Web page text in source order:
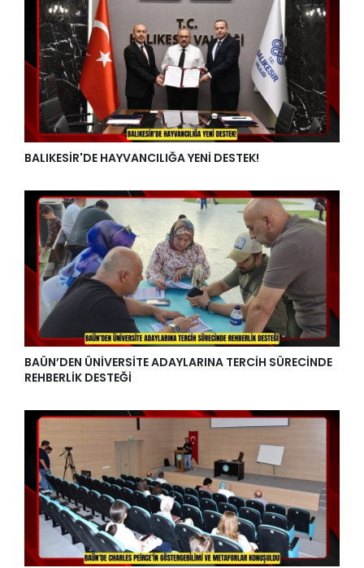
BALIKESİR'DE HAYVANCILIĞA YENİ DESTEK!
BAÜN’DEN ÜNİVERSİTE ADAYLARINA TERCİH SÜRECİNDE
REHBERLİK DESTEĞİ